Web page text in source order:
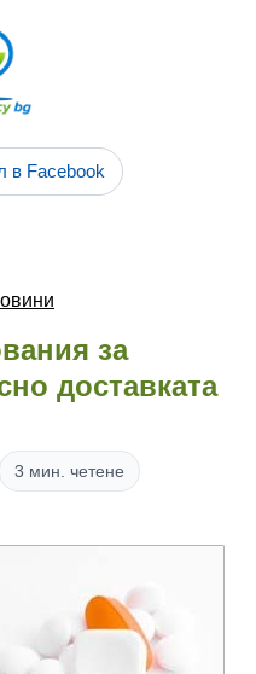
в Facebook
за
доставката
3 мин. четене